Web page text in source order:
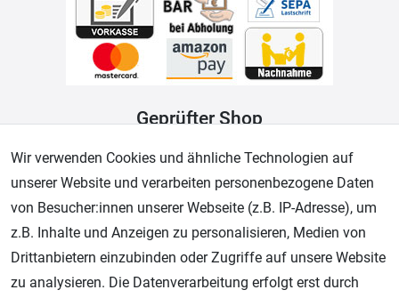
Geprüfter Shop
Wir verwenden Cookies und ähnliche Technologien auf
unserer Website und verarbeiten personenbezogene Daten
von Besucher:innen unserer Webseite (z.B. IP-Adresse), um
z.B. Inhalte und Anzeigen zu personalisieren, Medien von
Drittanbietern einzubinden oder Zugriffe auf unsere Website
zu analysieren. Die Datenverarbeitung erfolgt erst durch